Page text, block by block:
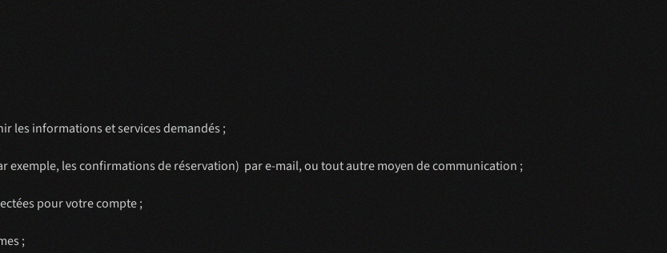
les informations et services demandés ;
exemple, les confirmations de réservation) par e-mail, ou tout autre moyen de communication ;
pour votre compte ;
;